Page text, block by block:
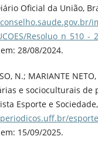
Oficial da União,
28/08/2024.
N.; MARIANTE
e socioculturais de
Esporte e
15/09/2025.